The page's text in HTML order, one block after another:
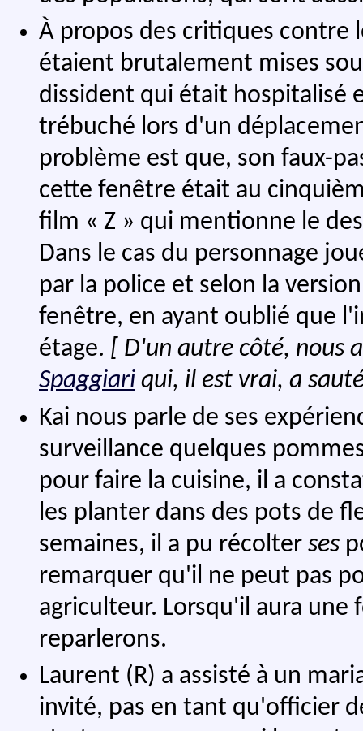
À propos des critiques contre
étaient brutalement mises
dissident qui était hospitalisé
trébuché lors d'un
problème est que, son faux-
cette fenêtre était au
film « Z » qui mentionne le
Dans le cas du personnage
par la police et selon la
fenêtre, en ayant oublié que
étage. [ D'un autre côté, nous
Spaggiari qui, il est vrai, a
Kai nous parle de ses
surveillance quelques
pour faire la cuisine, il a
les planter dans des pots de
semaines, il a pu récolter ses
remarquer qu'il ne peut pas
agriculteur. Lorsqu'il aura une
reparlerons.
Laurent (R) a assisté à un
invité, pas en tant qu'officier